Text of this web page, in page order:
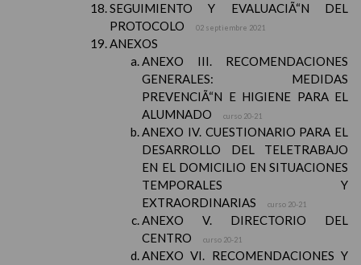
SEGUIMIENTO Y EVALUACIÃ“N DEL
PROTOCOLO
02 septiembre 2021
ANEXOS
ANEXO III. RECOMENDACIONES
GENERALES: MEDIDAS
PREVENCIÃ“N E HIGIENE PARA EL
ALUMNADO
curso 20-21
ANEXO IV. CUESTIONARIO PARA EL
DESARROLLO DEL TELETRABAJO
EN EL DOMICILIO EN SITUACIONES
TEMPORALES Y
EXTRAORDINARIAS
curso 20-21
ANEXO V. DIRECTORIO DEL
CENTRO
curso 20-21
ANEXO VI. RECOMENDACIONES Y